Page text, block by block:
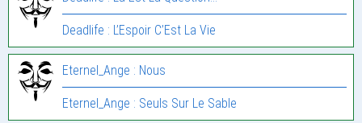
Deadlife : L’Espoir C’Est La Vie
Eternel_Ange : Nous
Eternel_Ange : Seuls Sur Le Sable